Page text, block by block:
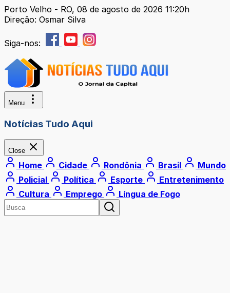
Porto Velho - RO, 08 de agosto de 2026 11:20h
Direção: Osmar Silva
Siga-nos:
Menu
Notícias Tudo Aqui
Close
Home Cidade Rondônia Brasil
Mundo
Policial
Política Esporte
Entretenimento
Cultura
Emprego Língua de Fogo